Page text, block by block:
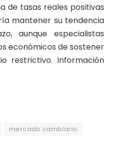
de tasas reales positivas
mantener su tendencia
aunque especialistas
económicos de sostener
restrictivo. Información
mercado cambiario